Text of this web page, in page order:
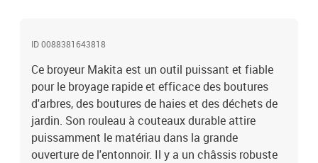
ID 0088381643818
Ce broyeur Makita est un outil puissant et fiable
pour le broyage rapide et efficace des boutures
d'arbres, des boutures de haies et des déchets de
jardin. Son rouleau à couteaux durable attire
puissamment le matériau dans la grande
ouverture de l'entonnoir. Il y a un châssis robuste